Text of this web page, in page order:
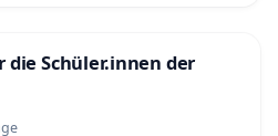
die Schüler.innen der